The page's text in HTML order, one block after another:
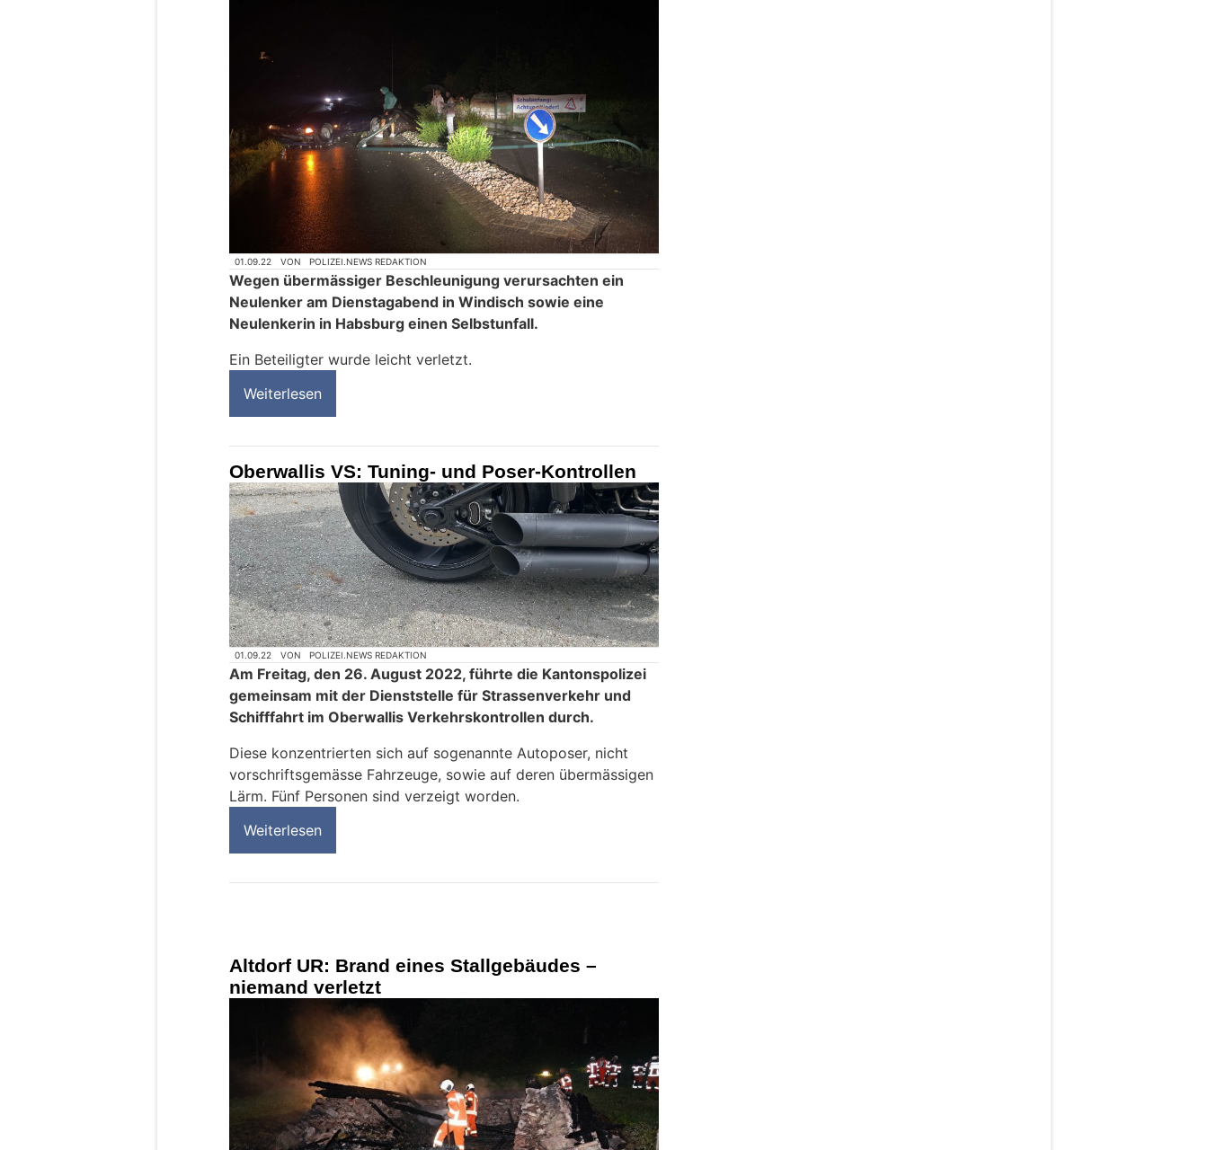
01.09.22 VON POLIZEI.NEWS REDAKTION
Wegen übermässiger Beschleunigung verursachten ein
Neulenker am Dienstagabend in Windisch sowie eine
Neulenkerin in Habsburg einen Selbstunfall.
Ein Beteiligter wurde leicht verletzt.
Weiterlesen
Oberwallis VS: Tuning- und Poser-Kontrollen
01.09.22 VON POLIZEI.NEWS REDAKTION
Am Freitag, den 26. August 2022, führte die Kantonspolizei
gemeinsam mit der Dienststelle für Strassenverkehr und
Schifffahrt im Oberwallis Verkehrskontrollen durch.
Diese konzentrierten sich auf sogenannte Autoposer, nicht
vorschriftsgemässe Fahrzeuge, sowie auf deren übermässigen
Lärm. Fünf Personen sind verzeigt worden.
Weiterlesen
Altdorf UR: Brand eines Stallgebäudes –
niemand verletzt